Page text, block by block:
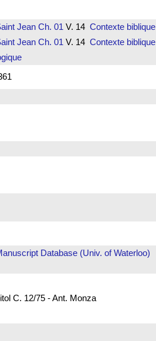
JeanCh. 01 V. 14 Contexte biblique
JeanCh. 01 V. 14 Contexte biblique
Database (Univ. of Waterloo)
C. 12/75 - Ant. Monza